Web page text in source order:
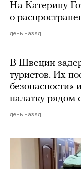
На Катерину
о
день назад
В Швеции
туристов. Их
безопасности»
палатку рядом
день назад